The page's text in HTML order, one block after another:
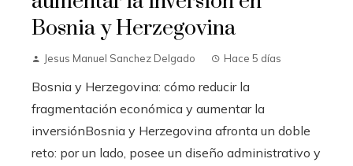
Bosnia y Herzegovina
Jesus Manuel Sanchez Delgado Hace 5 días
Bosnia y Herzegovina: cómo reducir la
fragmentación económica y aumentar la
inversiónBosnia y Herzegovina afronta un doble
reto: por un lado, posee un diseño administrativo y